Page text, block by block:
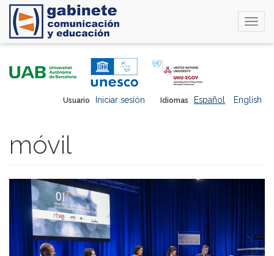
Idiomas Español English
Usuario Iniciar sesión
móvil